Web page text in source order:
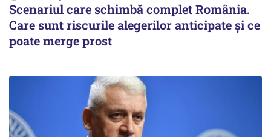
Scenariul care schimbă complet România.
Care sunt riscurile alegerilor anticipate și ce
poate merge prost